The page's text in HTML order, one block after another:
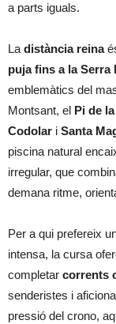
a parts iguals.
La distància reina
puja fins a la Serra
emblemàtics del
Montsant, el Pi de
Codolar i Santa
piscina natural
irregular, que
demana ritme,
Per a qui prefereix
intensa, la cursa
completar corrents
senderistes i
pressió del crono,